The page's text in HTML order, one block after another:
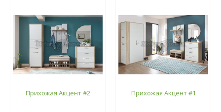
Прихожая Акцент #2 Прихожая Акцент #1